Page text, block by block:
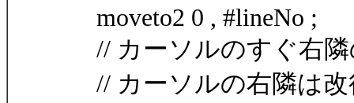
moveto2 0 , #lineNo ;
// カーソルのすぐ右隣
// カーソルの右隣は改